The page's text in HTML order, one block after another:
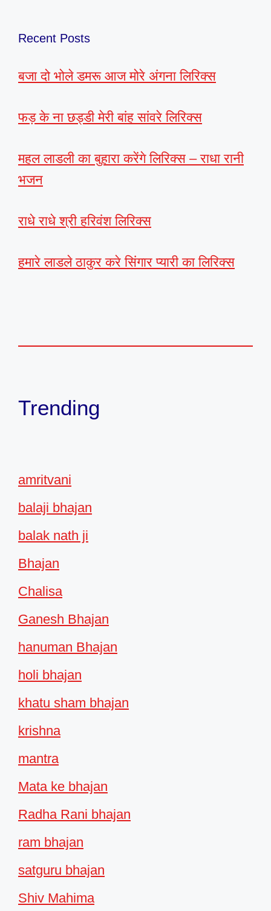
Recent Posts
बजा दो भोले डमरू आज मोरे अंगना लिरिक्स
फड़ के ना छड्डी मेरी बांह सांवरे लिरिक्स
महल लाडली का बुहारा करेंगे लिरिक्स – राधा रानी
भजन
राधे राधे श्री हरिवंश लिरिक्स
हमारे लाडले ठाकुर करे सिंगार प्यारी का लिरिक्स
Trending
amritvani
balaji bhajan
balak nath ji
Bhajan
Chalisa
Ganesh Bhajan
hanuman Bhajan
holi bhajan
khatu sham bhajan
krishna
mantra
Mata ke bhajan
Radha Rani bhajan
ram bhajan
satguru bhajan
Shiv Mahima